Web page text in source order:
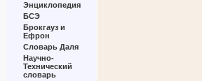
Энциклопедия
БСЭ
Брокгауз и
Ефрон
Словарь Даля
Научно-
Технический
словарь